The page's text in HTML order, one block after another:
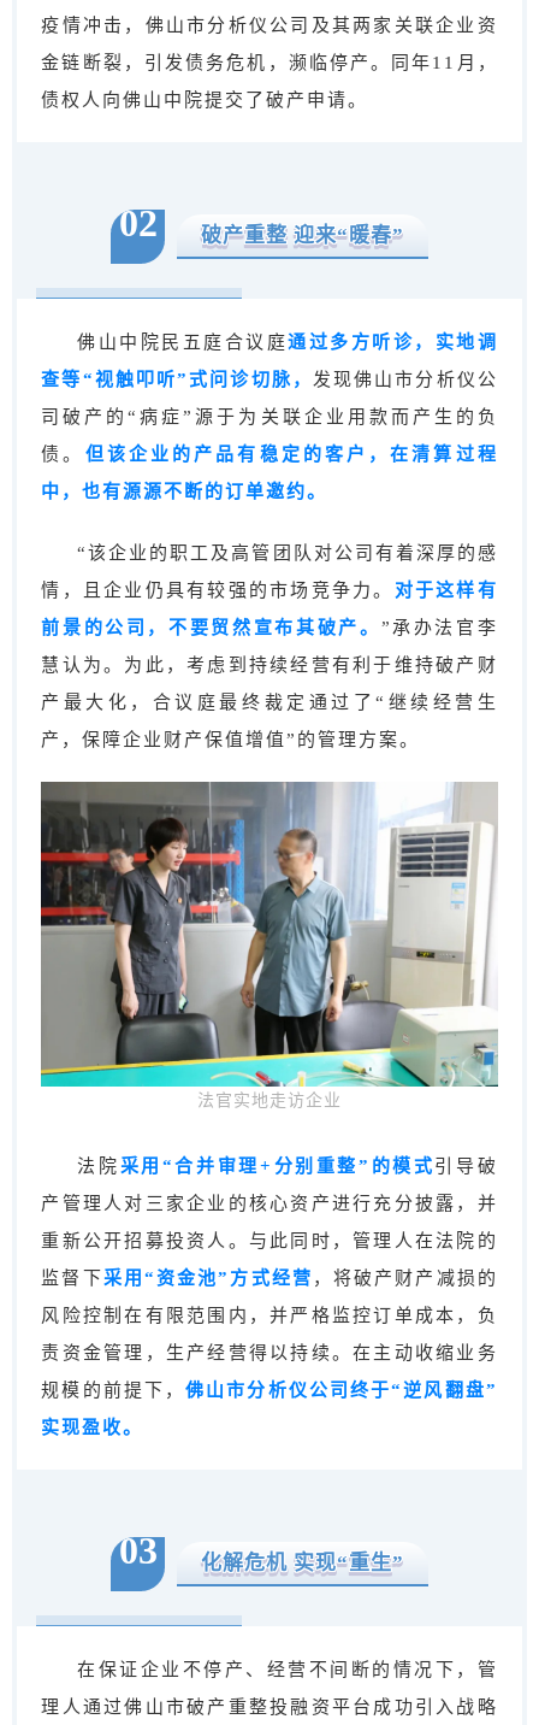
疫情冲击，佛山市分析仪公司及其两家关联企业资
金链断裂，引发债务危机，濒临停产。同年11月，
债权人向佛山中院提交了破产申请。
02 破产重整 迎来“暖春”
佛山中院民五庭合议庭通过多方听诊，实地调
查等“视触叩听”式问诊切脉， 发现佛山市分析仪公
司破产的“病症”源于为关联企业用款而产生的负
债。 但该企业的产品有稳定的客户，在清算过程
中，也有源源不断的订单邀约。
“该企业的职工及高管团队对公司有着深厚的感
情，且企业仍具有较强的市场竞争力。 对于这样有
前景的公司，不要贸然宣布其破产。 ”承办法官李
慧认为。为此，考虑到持续经营有利于维持破产财
产最大化，合议庭最终裁定通过了“继续经营生
产，保障企业财产保值增值”的管理方案。
法官实地走访企业
法院采用“合并审理+分别重整”的模式引导破
产管理人对三家企业的核心资产进行充分披露，并
重新公开招募投资人。与此同时，管理人在法院的
监督下采用“资金池”方式经营 ，将破产财产减损的
风险控制在有限范围内，并严格监控订单成本，负
责资金管理，生产经营得以持续。在主动收缩业务
规模的前提下，佛山市分析仪公司终于“逆风翻盘”
实现盈收。
03 化解危机 实现“重生”
在保证企业不停产、经营不间断的情况下，管
理人通过佛山市破产重整投融资平台成功引入战略